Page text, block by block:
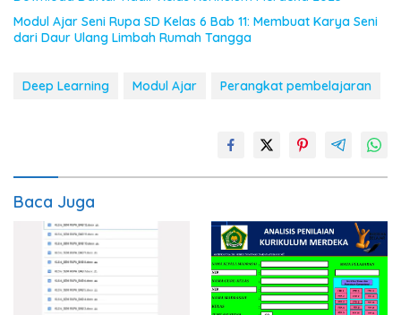
Modul Ajar Seni Rupa SD Kelas 6 Bab 11: Membuat Karya Seni
dari Daur Ulang Limbah Rumah Tangga
Deep Learning Modul Ajar Perangkat pembelajaran
Baca Juga